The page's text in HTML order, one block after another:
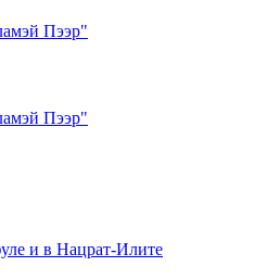
Пээр"
Пээр"
и в Нацрат-Илите